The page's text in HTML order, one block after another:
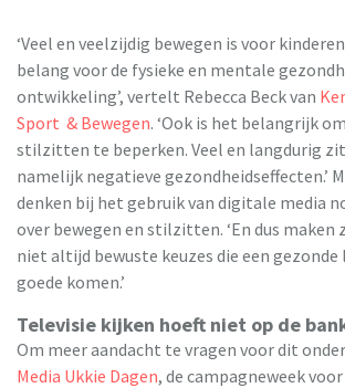
‘Veel en veelzijdig bewegen is voor
belang voor de fysieke en mentale
ontwikkeling’, vertelt Rebecca Beck van
Sport & Bewegen. ‘Ook is het belangrijk
stilzitten te beperken. Veel en langdurig
namelijk negatieve gezondheidseffecten.’
denken bij het gebruik van digitale media
over bewegen en stilzitten. ‘En dus maken
niet altijd bewuste keuzes die een
goede komen.’
Televisie kijken hoeft niet op de
Om meer aandacht te vragen voor dit
Media Ukkie Dagen, de campagneweek